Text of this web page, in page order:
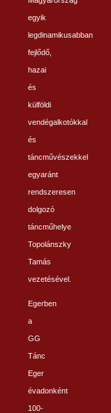
egyik
legdinamikusabban
fejlődő,
hazai
és
külföldi
vendégalkotókkal
és
táncművészekkel
egyaránt
rendszeresen
dolgozó
táncműhelye
Topolánszky
Tamás
vezetésével.
Egerben
a
GG
Tánc
Eger
évadonként
100-